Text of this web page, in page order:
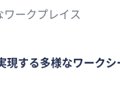
ークプレイス
現する多様なワークシ